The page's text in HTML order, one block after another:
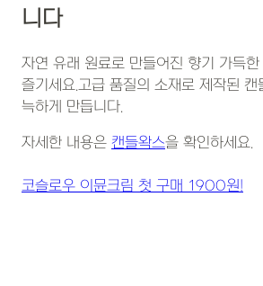
니다
자연 유래 원료로 만들어진 향기 가득
즐기세요.고급 품질의 소재로 제작된 캔
늑하게 만듭니다.
자세한 내용은 캔들왁스을 확인하세요.
코슬로우 이뮨크림 첫 구매 1900원!